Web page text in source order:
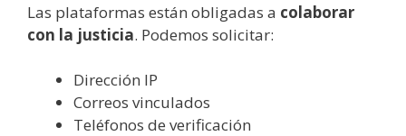
Las plataformas están obligadas a colaborar
con la justicia. Podemos solicitar:
Dirección IP
Correos vinculados
Teléfonos de verificación